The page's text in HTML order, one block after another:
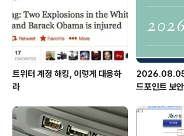
트위터 계정 해킹, 이렇게 대응하
라
2026.08.05
드포인트 보